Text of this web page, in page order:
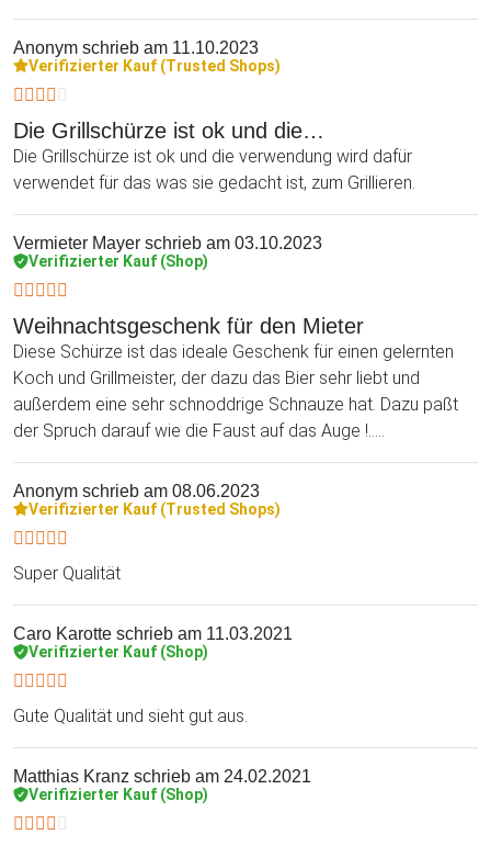
Anonym schrieb am 11.10.2023
Verifizierter Kauf (Trusted Shops)
Die Grillschürze ist ok und die…
Die Grillschürze ist ok und die verwendung wird dafür
verwendet für das was sie gedacht ist, zum Grillieren.
Vermieter Mayer schrieb am 03.10.2023
Verifizierter Kauf (Shop)
Weihnachtsgeschenk für den Mieter
Diese Schürze ist das ideale Geschenk für einen gelernten
Koch und Grillmeister, der dazu das Bier sehr liebt und
außerdem eine sehr schnoddrige Schnauze hat. Dazu paßt
der Spruch darauf wie die Faust auf das Auge !.....
Anonym schrieb am 08.06.2023
Verifizierter Kauf (Trusted Shops)
Super Qualität
Caro Karotte schrieb am 11.03.2021
Verifizierter Kauf (Shop)
Gute Qualität und sieht gut aus.
Matthias Kranz schrieb am 24.02.2021
Verifizierter Kauf (Shop)